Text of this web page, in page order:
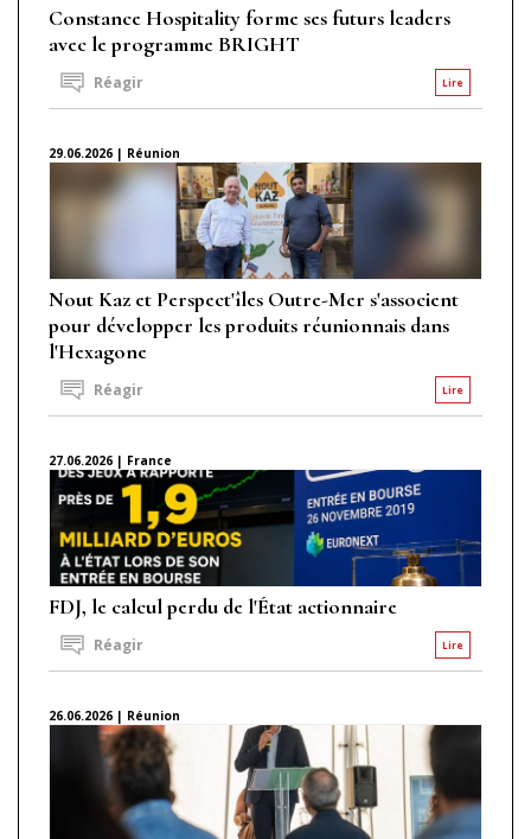
Constance Hospitality forme ses futurs leaders
avec le programme BRIGHT
Lire
Réagir
29.06.2026 | Réunion
Nout Kaz et Perspect'îles Outre-Mer s'associent
pour développer les produits réunionnais dans
l'Hexagone
Lire
Réagir
27.06.2026 | France
FDJ, le calcul perdu de l'État actionnaire
Lire
Réagir
26.06.2026 | Réunion